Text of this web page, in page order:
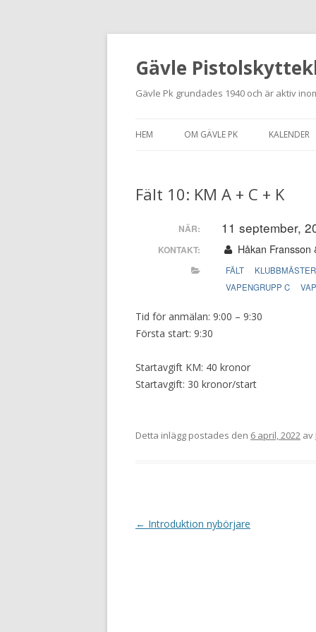
Gävle
Gävle Pk grundades 1940 och är aktiv
HEM OM GÄVLE PK
NYBÖRJARE
MEDLEMSANSÖKAN
KONTAKT
KALENDER
Fält 10: KM A + C + K
NÄR: 11 september,
KONTAKT: Håkan
FÄLT
VAPENGRUPP C
Tid för anmälan: 9:00 – 9:30
Första start: 9:30
Startavgift KM: 40 kronor
Startavgift: 30 kronor/start
Detta inlägg postades den 6 april, 2022 av
I← Introduktion nybörjare